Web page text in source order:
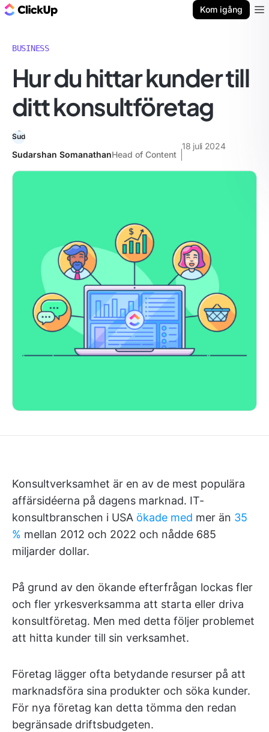
Kom igång
BUSINESS
Hur du hittar kunder till
ditt konsultföretag
Sudarshan SomanathanHead of Content
18 juli 2024
Konsultverksamhet är en av de mest populära
affärsidéerna på dagens marknad. IT-
konsultbranschen i USA ökade med mer än 35
% mellan 2012 och 2022 och nådde 685
miljarder dollar.
På grund av den ökande efterfrågan lockas fler
och fler yrkesverksamma att starta eller driva
konsultföretag. Men med detta följer problemet
att hitta kunder till sin verksamhet.
Företag lägger ofta betydande resurser på att
marknadsföra sina produkter och söka kunder.
För nya företag kan detta tömma den redan
begränsade driftsbudgeten.